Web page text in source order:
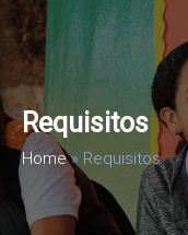
Requisitos
Home» Requisitos